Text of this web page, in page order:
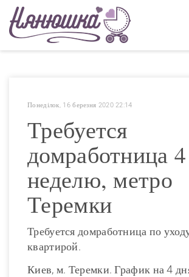
Понеділок, 16 березня 2020 22:14
Требуется
домработница
неделю, метро
Теремки
Требуется домработница по
квартирой.
Киев, м. Теремки. График на 4